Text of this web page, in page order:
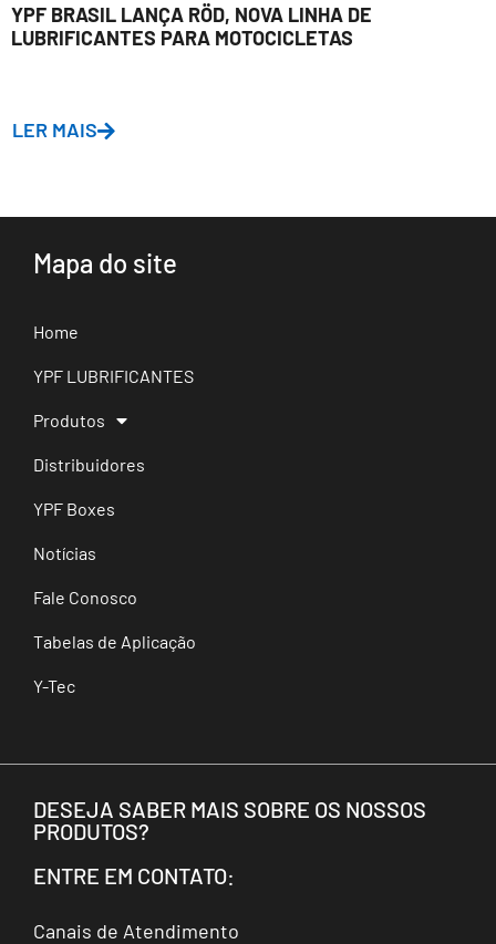
YPF BRASIL LANÇA RÖD, NOVA LINHA DE
LUBRIFICANTES PARA MOTOCICLETAS
LER MAIS
Mapa do site
Home
YPF LUBRIFICANTES
Produtos
Distribuidores
YPF Boxes
Notícias
Fale Conosco
Tabelas de Aplicação
Y-Tec
DESEJA SABER MAIS SOBRE OS NOSSOS
PRODUTOS?
ENTRE EM CONTATO:
Canais de Atendimento